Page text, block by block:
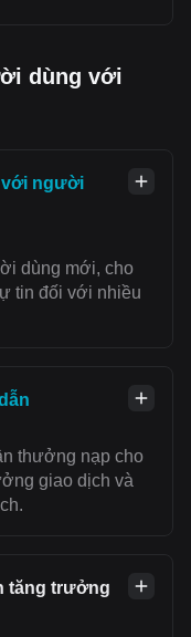
dùng với
với người
dùng mới, cho
tin đối với nhiều
thưởng nạp cho
giao dịch và
tăng trưởng